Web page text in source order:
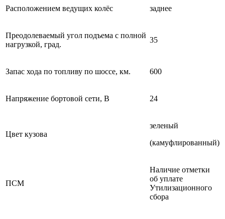
Расположением ведущих колёс заднее
Преодолеваемый угол подъема с полной
нагрузкой, град.
35
Запас хода по топливу по шоссе, км. 600
Напряжение бортовой сети, В 24
Цвет кузова
зеленый
(камуфлированный)
ПСМ
Наличие отметки
об уплате
Утилизационного
сбора